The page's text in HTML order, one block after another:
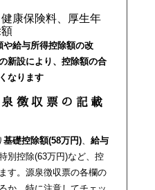
康保険料、厚生年
給与所得控除額の改
新設により、控除額の合
なります
徴収票の記載
基礎控除額(58万円)
給与
別控除(63万円)など、控
す。源泉徴収票の各欄の